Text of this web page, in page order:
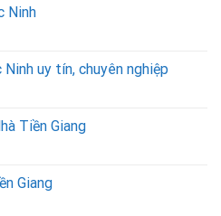
MáyNinh
uy tín, chuyên nghiệp
Tiền Giang
Giang